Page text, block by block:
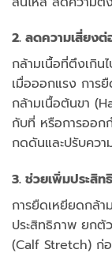
2. ลดความเสี่ยงต่
กล้ามเนื้อที่ตึงเกิน
เมื่อออกแรง การ
กล้ามเนื้อต้นขา
กับที่ หรือการออก
กดดันและปรับคว
3. ช่วยเพิ่มประสิท
การยืดเหยียดกล้า
ประสิทธิภาพ ยกตั
(Calf Stretch) ก่